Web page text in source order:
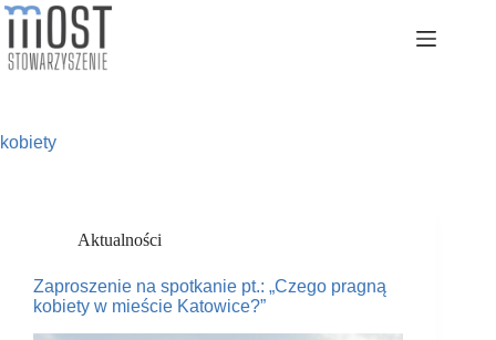
Przejdź
treści
kobiety
Aktualności
Zaproszenie na spotkanie pt.: „Czego pragną
kobiety w mieście Katowice?”